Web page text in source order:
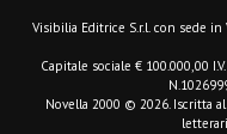
Visibilia Editrice S.r.l. con sede in
Capitale sociale € 100.000,00
Novella 2000 © 2026. Iscritta